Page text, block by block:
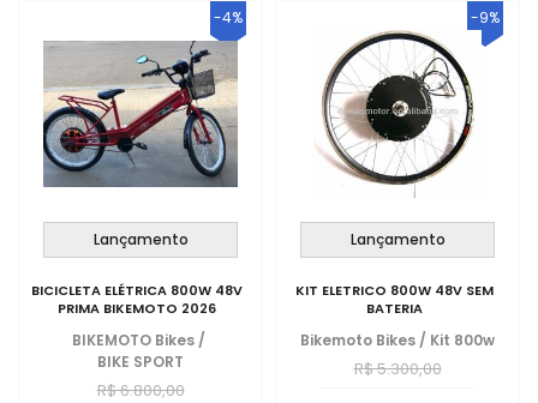
-4%
Lançamento
BICICLETA ELÉTRICA 800W 48V
PRIMA BIKEMOTO 2026
BIKEMOTO Bikes /
BIKE SPORT
R$ 6.800,00
-9%
Lançamento
KIT ELETRICO 800W 48V SEM
BATERIA
Bikemoto Bikes / Kit 800w
R$ 5.300,00